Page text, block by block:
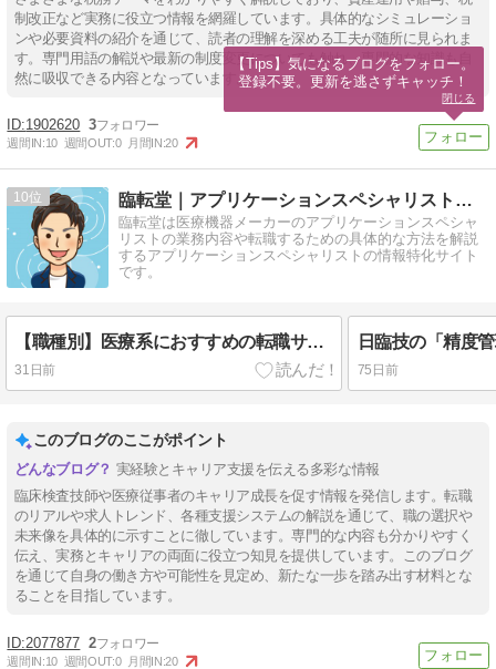
制改正など実務に役立つ情報を網羅しています。具体的なシミュレーショ
ンや必要資料の紹介を通じて、読者の理解を深める工夫が随所に見られま
す。専門用語の解説や最新の制度変更についても触れ、専門的な知識も自
然に吸収できる内容となっています。
1902620 3
週間IN:10 週間OUT:0 月間IN:20
10 臨転堂｜アプリケーションスペシャリストの情報特化サイト
臨転堂は医療機器メーカーのアプリケーションスペシャ
リストの業務内容や転職するための具体的な方法を解説
するアプリケーションスペシャリストの情報特化サイト
です。
【職種別】医療系におすすめの転職サイト｜迷ったらまず登録したい1社を厳選
31日前 75日前
このブログのここがポイント
実経験とキャリア支援を伝える多彩な情報
臨床検査技師や医療従事者のキャリア成長を促す情報を発信します。転職
のリアルや求人トレンド、各種支援システムの解説を通じて、職の選択や
未来像を具体的に示すことに徹しています。専門的な内容も分かりやすく
伝え、実務とキャリアの両面に役立つ知見を提供しています。このブログ
を通じて自身の働き方や可能性を見定め、新たな一歩を踏み出す材料とな
ることを目指しています。
2077877 2
週間IN:10 週間OUT:0 月間IN:20
【Tips】気になるブログをフォロー。
登録不要。更新を逃さずキャッチ！
閉じる